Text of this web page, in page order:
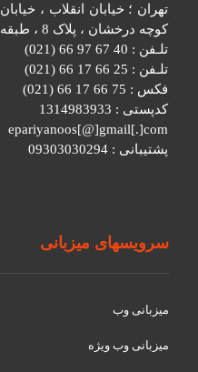
تهران ؛ خیابان انقلاب ،
کوچه درخشان ، پلاک 8 ، طبقه اول.
تلـفن : 40 67 97 66 (021)
تلـفن : 25 66 17 66 (021)
فکس : 75 66 17 66 (021)
کدپستی : 1314983933
epariyanoos[@]gmail[.]com
پشتیبانی : 09303030294
سرویسهای میزبانی
میزبانی وب
میزبانی وب ویژه